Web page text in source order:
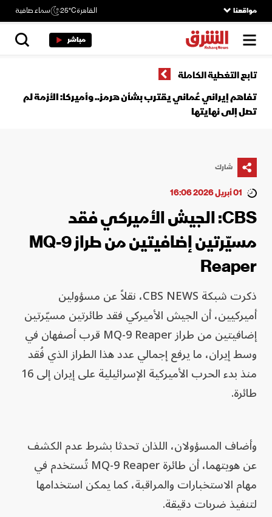
مواقعنا القاهرة25°C سماء صافية
مباشر
تابع التغطية الكاملة
تفاهم إيراني عُماني يقترب بشأن هرمز.. وأميركا: الأزمة لم
تصل إلى نهايتها
شارك
01 أبريل 2026 16:06
CBS: الجيش الأميركي فقد
مسيّرتين إضافيتين من طراز MQ-9
Reaper
ذكرت شبكة CBS NEWS، نقلاً عن مسؤولين
أميركيين، أن الجيش الأميركي فقد طائرتين مسيّرتين
إضافيتين من طراز MQ-9 Reaper قرب أصفهان في
وسط إيران، ما يرفع إجمالي عدد هذا الطراز الذي فُقد
منذ بدء الحرب الأميركية الإسرائيلية على إيران إلى 16
طائرة.
وأضاف المسؤولان، اللذان تحدثا بشرط عدم الكشف
عن هويتهما، أن طائرة MQ-9 Reaper تُستخدم في
مهام الاستخبارات والمراقبة، كما يمكن استخدامها
لتنفيذ ضربات دقيقة.